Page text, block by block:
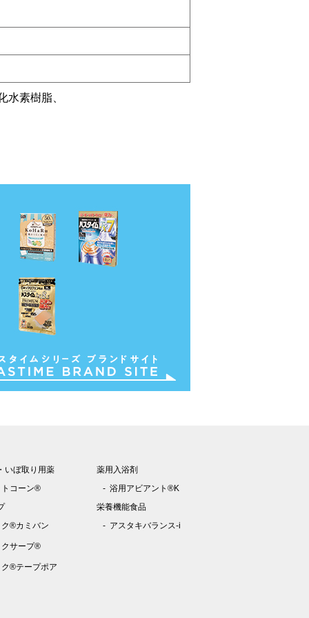
素樹脂、
いぼ取り用薬
トコーン®
®カミバン
クサープ®
®テープポア
薬用入浴剤
浴用アビアント®K
栄養機能食品
アスタキバランス-i